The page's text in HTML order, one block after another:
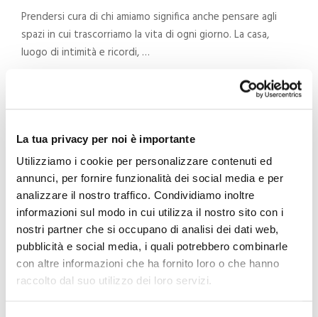
La tua privacy per noi è importante
Utilizziamo i cookie per personalizzare contenuti ed
annunci, per fornire funzionalità dei social media e per
analizzare il nostro traffico. Condividiamo inoltre
informazioni sul modo in cui utilizza il nostro sito con i
nostri partner che si occupano di analisi dei dati web,
pubblicità e social media, i quali potrebbero combinarle
con altre informazioni che ha fornito loro o che hanno
raccolto dal suo utilizzo dei loro servizi.
Prendersi cura di chi amiamo significa anche pensare agli
spazi in cui trascorriamo la vita di ogni giorno. La casa,
luogo di intimità e ricordi, …